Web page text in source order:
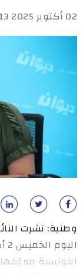
02 أكتوبر 2025 11:13
وطنية: نشرت
التونسية موقفها